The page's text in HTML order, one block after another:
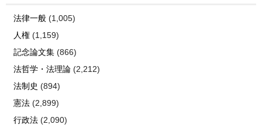
法律一般(1,005)
人権(1,159)
記念論文集(866)
法哲学・法理論(2,212)
法制史 (894)
憲法(2,899)
行政法(2,090)